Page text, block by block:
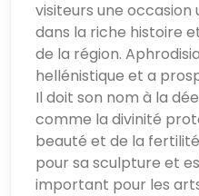
visiteurs une occasion
dans la riche histoire
de la région.
hellénistique et a
Il doit son nom à la
comme la divinité
beauté et de la
pour sa sculpture et
important pour les